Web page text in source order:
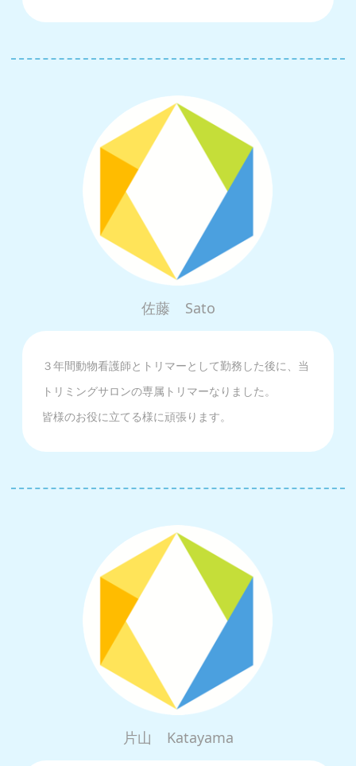
佐藤 Sato
３年間動物看護師とトリマーとして勤務した後に、当
トリミングサロンの専属トリマーなりました。
皆様のお役に立てる様に頑張ります。
片山 Katayama